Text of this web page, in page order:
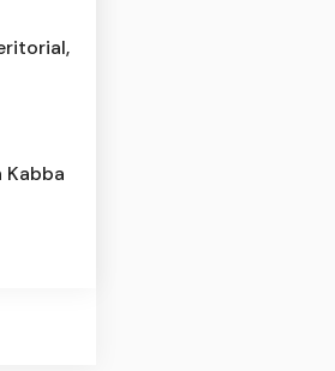
Kabba